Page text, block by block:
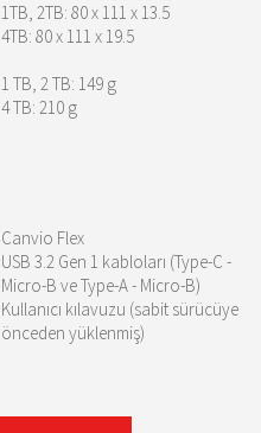
1TB, 2TB: 80 x 111 x 13.5
4TB: 80 x 111 x 19.5
1 TB, 2 TB: 149 g
4 TB: 210 g
Canvio Flex
USB 3.2 Gen 1 kabloları (Type-C -
Micro-B ve Type-A - Micro-B)
Kullanıcı kılavuzu (sabit sürücüye
önceden yüklenmiş)